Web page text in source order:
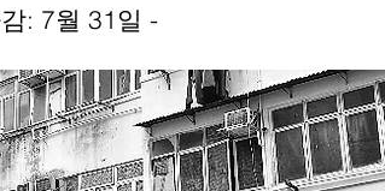
: 7월 31일 -